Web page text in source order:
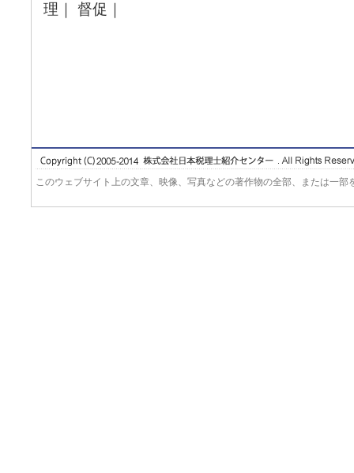
理｜ 督促｜
このウェブサイト上の文章、映像、写真などの著作物の全部、または一